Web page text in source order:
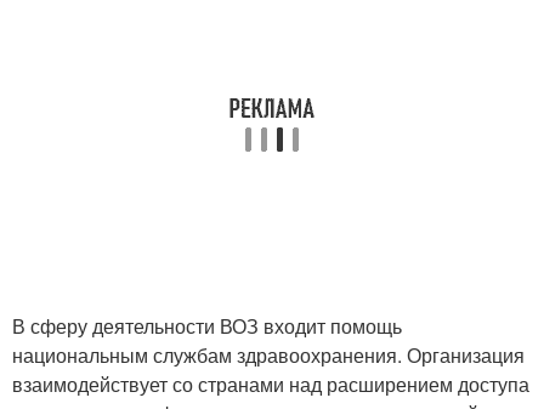
В сферу деятельности ВОЗ входит помощь
национальным службам здравоохранения. Организация
взаимодействует со странами над расширением доступа